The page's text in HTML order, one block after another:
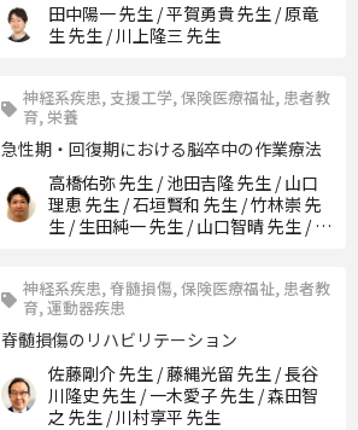
田中陽一 先生 / 平賀勇貴 先生 / 原竜
生 先生 / 川上隆三 先生
神経系疾患, 支援工学, 保険医療福祉, 患者教
育, 栄養
急性期・回復期における脳卒中の作業療法
高橋佑弥 先生 / 池田吉隆 先生 / 山口
理恵 先生 / 石垣賢和 先生 / 竹林崇 先
生 / 生田純一 先生 / 山口智晴 先生 / 庵
先生
神経系疾患, 脊髄損傷, 保険医療福祉, 患者教
育, 運動器疾患
脊髄損傷のリハビリテーション
佐藤剛介 先生 / 藤縄光留 先生 / 長谷
川隆史 先生 / 一木愛子 先生 / 森田智
之 先生 / 川村享平 先生